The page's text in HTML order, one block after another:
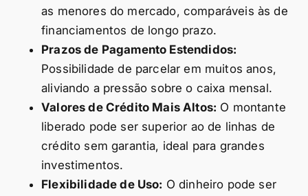
as menores do mercado, comparáveis às de
financiamentos de longo prazo.
Prazos de Pagamento Estendidos:
Possibilidade de parcelar em muitos anos,
aliviando a pressão sobre o caixa mensal.
Valores de Crédito Mais Altos: O montante
liberado pode ser superior ao de linhas de
crédito sem garantia, ideal para grandes
investimentos.
Flexibilidade de Uso: O dinheiro pode ser